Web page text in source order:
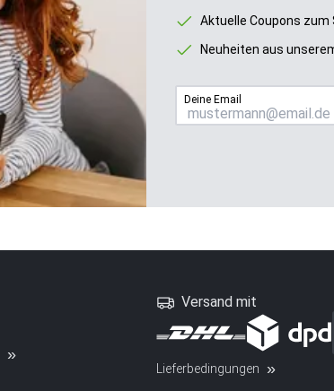
Aktuelle Coupons zum
Neuheiten aus
Deine Email
Versand mit
Lieferbedingungen